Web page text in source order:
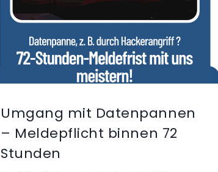
Umgang mit Datenpannen
– Meldepflicht binnen 72
Stunden